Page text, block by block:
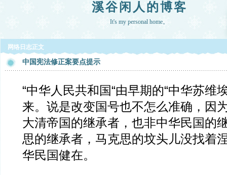
溪谷闲人的博客
It's my personal home。
网络日志正文
中国宪法修正案要点提示
“中华人民共和国“由早期的“中华苏维
来。说是改变国号也不怎么准确，因
大清帝国的继承者，也非中华民国的
思的继承者，马克思的坟头儿没找着
华民国健在。